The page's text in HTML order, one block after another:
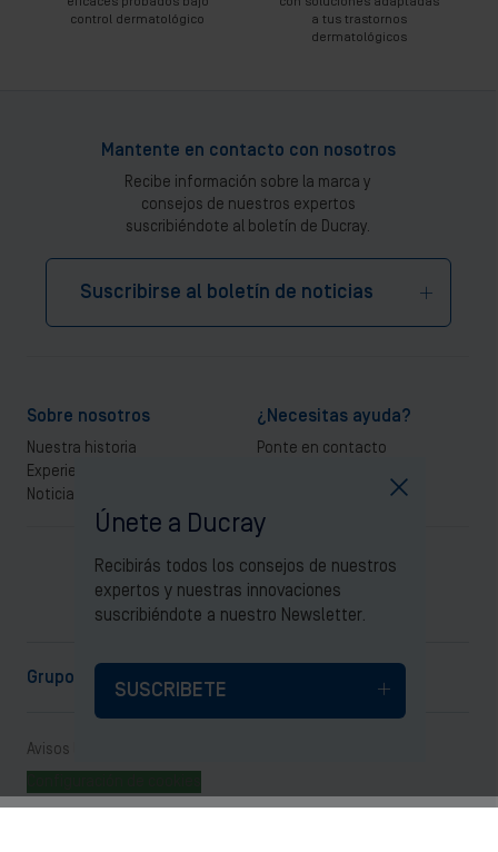
Únete a Ducray
Recibirás todos los consejos de nuestros
expertos y nuestras innovaciones
suscribiéndote a nuestro Newsletter.
SUSCRIBETE
control dermatológico
a tus trastornos
dermatológicos
Mantente en contacto con nosotros
Recibe información sobre la marca y
consejos de nuestros expertos
suscribiéndote al boletín de Ducray.
Suscribirse al boletín de noticias
Sobre nosotros
Nuestra historia
Experiencia en caída de cabello
Noticias
¿Necesitas ayuda?
Ponte en contacto
Síguenos
Grupo Pierre Fabre
Avisos legales